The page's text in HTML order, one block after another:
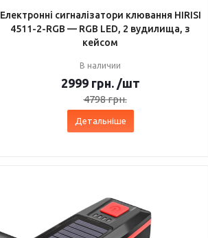
Електронні сигналізатори клювання HIRISI
4511-2-RGB — RGB LED, 2 вудилища, з
кейсом
В наличии
2999 грн. /шт
4798грн.
Детальніше